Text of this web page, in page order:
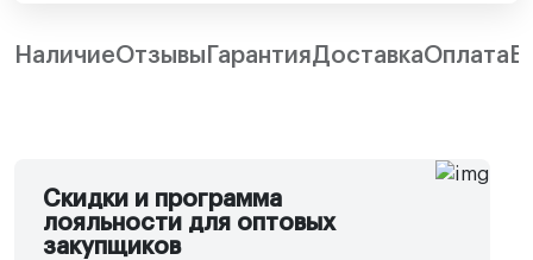
НаличиеОтзывы ГарантияДоставкаОплата
Скидки и программа
лояльности для оптовых
закупщиков